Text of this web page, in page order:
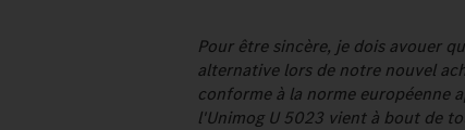
Pour être sincère, je dois avouer
alternative lors de notre nouvel
conforme à la norme européenne
l'Unimog U 5023 vient à bout de